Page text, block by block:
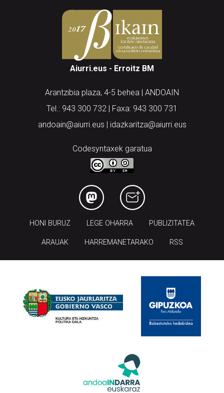
Aiurri.eus - Erroitz BM
Arantzibia plaza, 4-5 behea | ANDOAIN
Tel.: 943 300 732 | Faxa: 943 300 731
andoain@aiurri.eus | idazkaritza@aiurri.eus
Codesyntaxek garatua
HONI BURUZ LEGE OHARRA PUBLIZITATEA
ARAUAK HARREMANETARAKO RSS